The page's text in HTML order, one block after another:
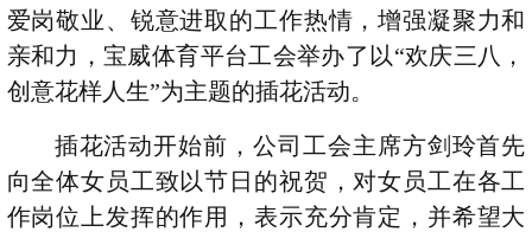
爱岗敬业、锐意进取的工作热情，增强凝聚力和
亲和力，宝威体育平台工会举办了以“欢庆三八，
创意花样人生”为主题的插花活动。
插花活动开始前，公司工会主席方剑玲首先
向全体女员工致以节日的祝贺，对女员工在各工
作岗位上发挥的作用，表示充分肯定，并希望大